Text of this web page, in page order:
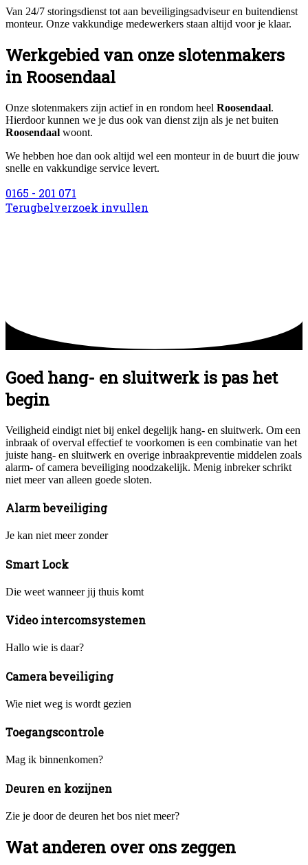
Van 24/7 storingsdienst tot aan beveiligingsadviseur en buitendienst
monteur. Onze vakkundige medewerkers staan altijd voor je klaar.
Werkgebied van onze slotenmakers
in Roosendaal
Onze slotenmakers zijn actief in en rondom heel Roosendaal.
Hierdoor kunnen we je dus ook van dienst zijn als je net buiten
Roosendaal woont.
We hebben hoe dan ook altijd wel een monteur in de buurt die jouw
snelle en vakkundige service levert.
0165 - 201 071
Terugbelverzoek invullen
Goed hang- en sluitwerk is pas het
begin
Veiligheid eindigt niet bij enkel degelijk hang- en sluitwerk. Om een
inbraak of overval effectief te voorkomen is een combinatie van het
juiste hang- en sluitwerk en overige inbraakpreventie middelen zoals
alarm- of camera beveiliging noodzakelijk. Menig inbreker schrikt
niet meer van alleen goede sloten.
Alarm beveiliging
Je kan niet meer zonder
Smart Lock
Die weet wanneer jij thuis komt
Video intercomsystemen
Hallo wie is daar?
Camera beveiliging
Wie niet weg is wordt gezien
Toegangscontrole
Mag ik binnenkomen?
Deuren en kozijnen
Zie je door de deuren het bos niet meer?
Wat anderen over ons zeggen